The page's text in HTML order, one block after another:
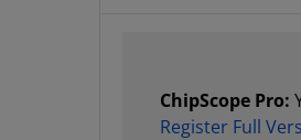
ChipScope Pro:
Register Full